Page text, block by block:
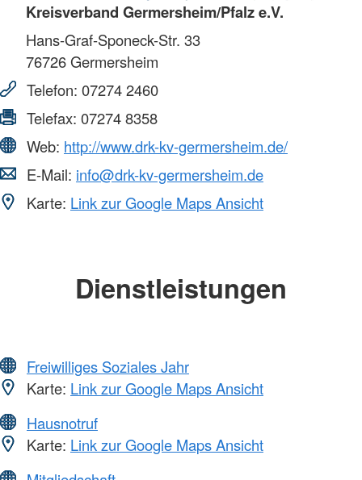
Kreisverband Germersheim/Pfalz e.V.
Hans-Graf-Sponeck-Str. 33
76726Germersheim
Telefon: 07274 2460
Telefax: 07274 8358
Web: http://www.drk-kv-germersheim.de/
E-Mail: info@drk-kv-germersheim.de
Karte: Link zur Google Maps Ansicht
Dienstleistungen
Freiwilliges Soziales Jahr
Karte: Link zur Google Maps Ansicht
Hausnotruf
Karte: Link zur Google Maps Ansicht